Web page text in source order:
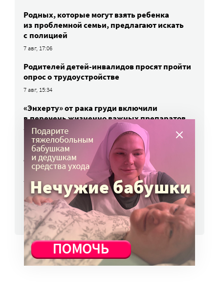
Родных, которые могут взять ребенка
из проблемной семьи, предлагают искать
с полицией
7 авг, 17:06
Родителей детей-инвалидов просят пройти
опрос о трудоустройстве
7 авг, 15:34
«Энхерту» от рака груди включили
в перечень жизненно важных препаратов
7 авг, 15:15
НКО часто рискуют нарушить закон
о персональных данных. Как этого
избежать?
7 авг, 13:13
ВСЕ НОВОСТИ